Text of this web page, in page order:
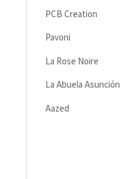
PCB Creation
Pavoni
La Rose Noire
La Abuela Asunción
Aazed